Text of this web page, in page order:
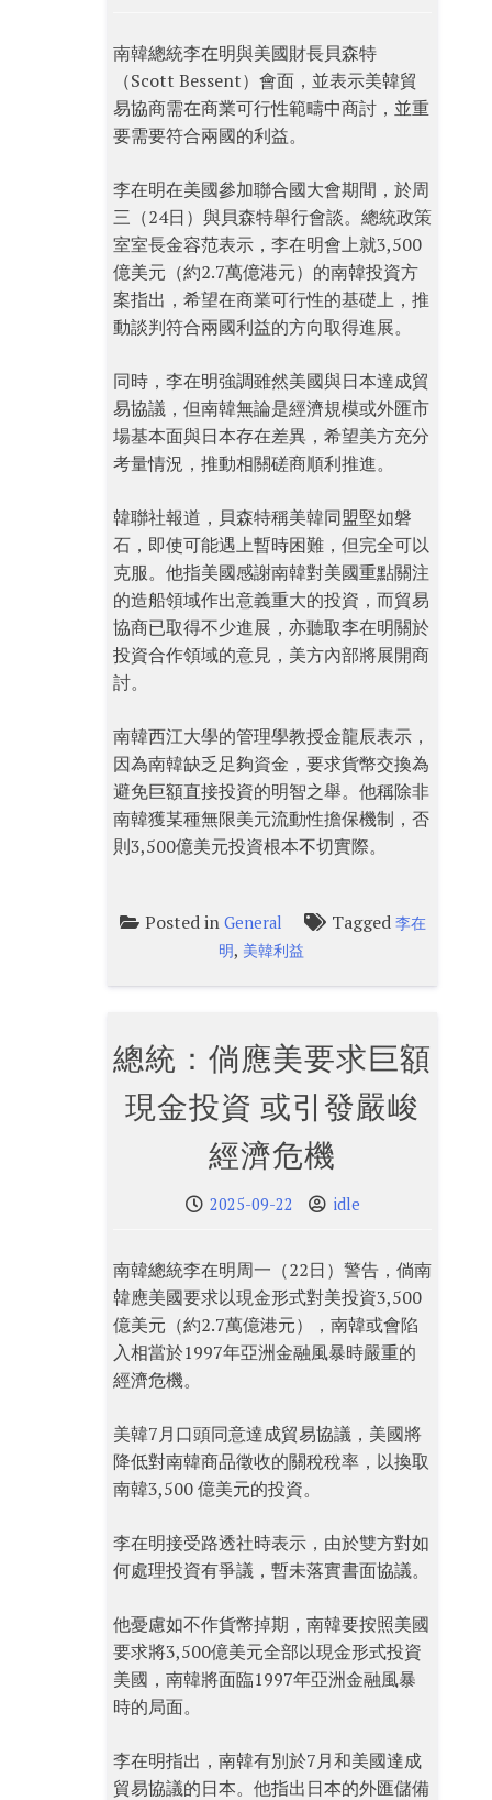
南韓總統李在明與美國財長貝森特
（Scott Bessent）會面，並表示美韓貿
易協商需在商業可行性範疇中商討，並重
要需要符合兩國的利益。
李在明在美國參加聯合國大會期間，於周
三（24日）與貝森特舉行會談。總統政策
室室長金容范表示，李在明會上就3,500
億美元（約2.7萬億港元）的南韓投資方
案指出，希望在商業可行性的基礎上，推
動談判符合兩國利益的方向取得進展。
同時，李在明強調雖然美國與日本達成貿
易協議，但南韓無論是經濟規模或外匯市
場基本面與日本存在差異，希望美方充分
考量情況，推動相關磋商順利推進。
韓聯社報道，貝森特稱美韓同盟堅如磐
石，即使可能遇上暫時困難，但完全可以
克服。他指美國感謝南韓對美國重點關注
的造船領域作出意義重大的投資，而貿易
協商已取得不少進展，亦聽取李在明關於
投資合作領域的意見，美方內部將展開商
討。
南韓西江大學的管理學教授金龍辰表示，
因為南韓缺乏足夠資金，要求貨幣交換為
避免巨額直接投資的明智之舉。他稱除非
南韓獲某種無限美元流動性擔保機制，否
則3,500億美元投資根本不切實際。
Posted in General Tagged 李在
明, 美韓利益
總統：倘應美要求巨額
現金投資 或引發嚴峻
經濟危機
2025-09-22 idle
南韓總統李在明周一（22日）警告，倘南
韓應美國要求以現金形式對美投資3,500
億美元（約2.7萬億港元），南韓或會陷
入相當於1997年亞洲金融風暴時嚴重的
經濟危機。
美韓7月口頭同意達成貿易協議，美國將
降低對南韓商品徵收的關稅稅率，以換取
南韓3,500 億美元的投資。
李在明接受路透社時表示，由於雙方對如
何處理投資有爭議，暫未落實書面協議。
他憂慮如不作貨幣掉期，南韓要按照美國
要求將3,500億美元全部以現金形式投資
美國，南韓將面臨1997年亞洲金融風暴
時的局面。
李在明指出，南韓有別於7月和美國達成
貿易協議的日本。他指出日本的外匯儲備